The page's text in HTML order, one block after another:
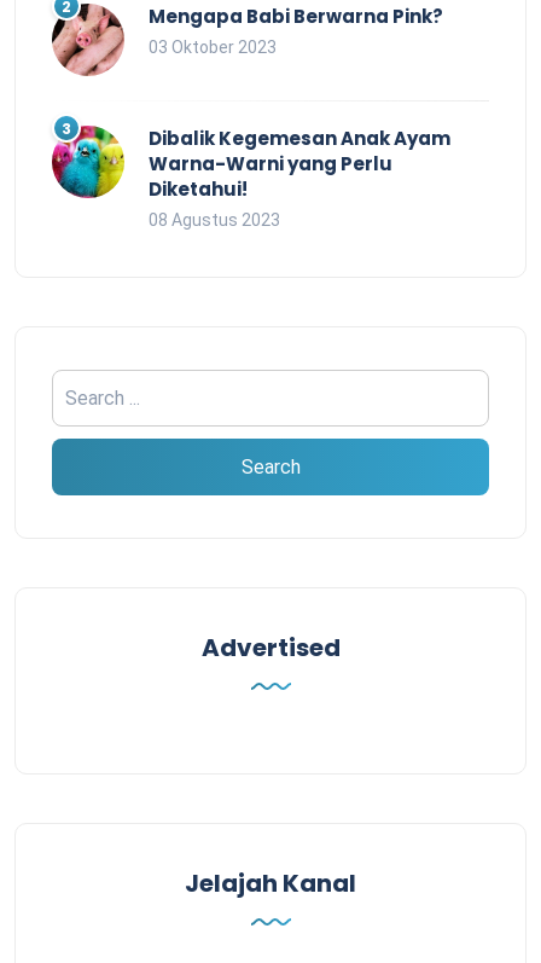
Mengapa Babi Berwarna Pink?
03 Oktober 2023
Dibalik Kegemesan Anak Ayam
Warna-Warni yang Perlu
Diketahui!
08 Agustus 2023
Advertised
Jelajah Kanal